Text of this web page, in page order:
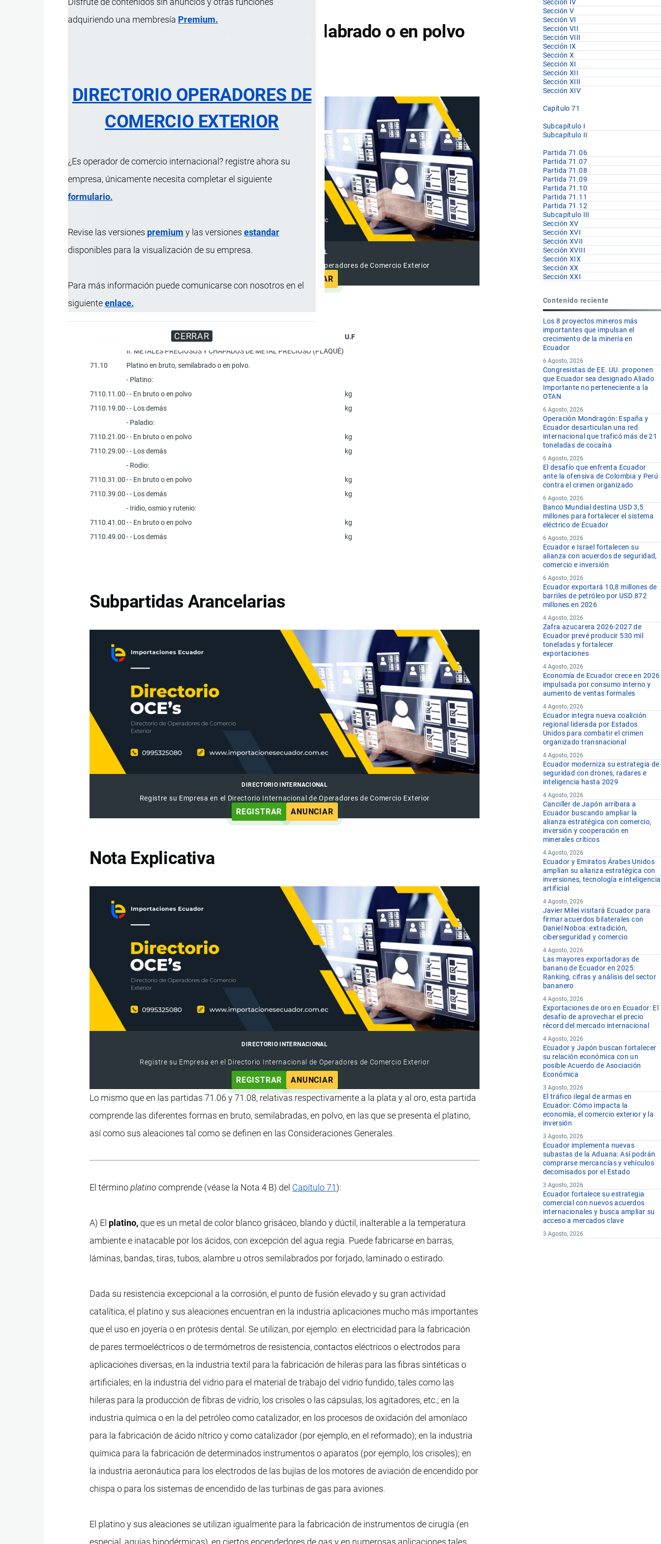
adquiriendo una membresía Premium.
DIRECTORIO OPERADORES DE
COMERCIO EXTERIOR
¿Es operador de comercio internacional? registre ahora su
empresa, únicamente necesita completar el siguiente
formulario.
Revise las versiones premium y las versiones estandar
disponibles para la visualización de su empresa.
Para más información puede comunicarse con nosotros en el
siguienteenlace.
CERRAR
71.10 Platino en bruto, semilabrado o en polvo
DIRECTORIO INTERNACIONAL
Registre su Empresa en el Directorio Internacional de Operadores de Comercio Exterior
ANUNCIAR
Designación de la Mercancía
U.F
II. METALES PRECIOSOS Y CHAPADOS DE METAL PRECIOSO (PLAQUÉ)
71.10
Platino en bruto, semilabrado o en polvo.
- Platino:
7110.11.00- - En bruto o en polvo
kg
7110.19.00- - Los demás
kg
- Paladio:
7110.21.00- - En bruto o en polvo
kg
7110.29.00- - Los demás
kg
- Rodio:
7110.31.00- - En bruto o en polvo
kg
7110.39.00- - Los demás
kg
- Iridio, osmio y rutenio:
7110.41.00- - En bruto o en polvo
kg
7110.49.00- - Los demás kg
Subpartidas Arancelarias
DIRECTORIO INTERNACIONAL
Registre su Empresa en el Directorio Internacional de Operadores de Comercio Exterior
REGISTRAR ANUNCIAR
Nota Explicativa
DIRECTORIO INTERNACIONAL
Registre su Empresa en el Directorio Internacional de Operadores de Comercio Exterior
REGISTRAR ANUNCIAR
Lo mismo que en las partidas 71.06 y 71.08, relativas respectivamente a la plata y al oro, esta partida
comprende las diferentes formas en bruto, semilabradas, en polvo, en las que se presenta el platino,
así como sus aleaciones tal como se definen en las Consideraciones Generales.
El términoplatino comprende (véase la Nota 4 B) del Capítulo 71):
A) El platino, que es un metal de color blanco grisáceo, blando y dúctil, inalterable a la temperatura
ambiente e inatacable por los ácidos, con excepción del agua regia. Puede fabricarse en barras,
láminas, bandas, tiras, tubos, alambre u otros semilabrados por forjado, laminado o estirado.
Dada su resistencia excepcional a la corrosión, el punto de fusión elevado y su gran actividad
catalítica, el platino y sus aleaciones encuentran en la industria aplicaciones mucho más importantes
que el uso en joyería o en prótesis dental. Se utilizan, por ejemplo: en electricidad para la fabricación
de pares termoeléctricos o de termómetros de resistencia, contactos eléctricos o electrodos para
aplicaciones diversas, en la industria textil para la fabricación de hileras para las fibras sintéticas o
artificiales; en la industria del vidrio para el material de trabajo del vidrio fundido, tales como las
hileras para la producción de fibras de vidrio, los crisoles o las cápsulas, los agitadores, etc.; en la
industria química o en la del petróleo como catalizador, en los procesos de oxidación del amoníaco
para la fabricación de ácido nítrico y como catalizador (por ejemplo, en el reformado); en la industria
química para la fabricación de determinados instrumentos o aparatos (por ejemplo, los crisoles); en
la industria aeronáutica para los electrodos de las bujías de los motores de aviación de encendido por
chispa o para los sistemas de encendido de las turbinas de gas para aviones.
El platino y sus aleaciones se utilizan igualmente para la fabricación de instrumentos de cirugía (en
especial, agujas hipodérmicas), en ciertos encendedores de gas y en numerosas aplicaciones tales
Sección IV
Sección V
Sección VI
Sección VII
Sección VIII
Sección IX
Sección X
Sección XI
Sección XII
Sección XIII
Sección XIV
Capítulo 71
Subcapítulo I
Subcapítulo II
Partida 71.06
Partida 71.07
Partida 71.08
Partida 71.09
Partida 71.10
Partida 71.11
Partida 71.12
Subcapítulo III
Sección XV
Sección XVI
Sección XVII
Sección XVIII
Sección XIX
Sección XX
Sección XXI
Contenido reciente
Los 8 proyectos mineros más
importantes que impulsan el
crecimiento de la minería en
Ecuador
6 Agosto, 2026
Congresistas de EE. UU. proponen
que Ecuador sea designado Aliado
Importante no perteneciente a la
OTAN
6 Agosto, 2026
Operación Mondragón: España y
Ecuador desarticulan una red
internacional que traficó más de 21
toneladas de cocaína
6 Agosto, 2026
El desafío que enfrenta Ecuador
ante la ofensiva de Colombia y Perú
contra el crimen organizado
6 Agosto, 2026
Banco Mundial destina USD 3,5
millones para fortalecer el sistema
eléctrico de Ecuador
6 Agosto, 2026
Ecuador e Israel fortalecen su
alianza con acuerdos de seguridad,
comercio e inversión
6 Agosto, 2026
Ecuador exportará 10,8 millones de
barriles de petróleo por USD 872
millones en 2026
4 Agosto, 2026
Zafra azucarera 2026-2027 de
Ecuador prevé producir 530 mil
toneladas y fortalecer
exportaciones
4 Agosto, 2026
Economía de Ecuador crece en 2026
impulsada por consumo interno y
aumento de ventas formales
4 Agosto, 2026
Ecuador integra nueva coalición
regional liderada por Estados
Unidos para combatir el crimen
organizado transnacional
4 Agosto, 2026
Ecuador moderniza su estrategia de
seguridad con drones, radares e
inteligencia hasta 2029
4 Agosto, 2026
Canciller de Japón arribara a
Ecuador buscando ampliar la
alianza estratégica con comercio,
inversión y cooperación en
minerales críticos
4 Agosto, 2026
Ecuador y Emiratos Árabes Unidos
amplían su alianza estratégica con
inversiones, tecnología e inteligencia
artificial
4 Agosto, 2026
Javier Milei visitará Ecuador para
firmar acuerdos bilaterales con
Daniel Noboa: extradición,
ciberseguridad y comercio
4 Agosto, 2026
Las mayores exportadoras de
banano de Ecuador en 2025:
Ranking, cifras y análisis del sector
bananero
4 Agosto, 2026
Exportaciones de oro en Ecuador: El
desafío de aprovechar el precio
récord del mercado internacional
4 Agosto, 2026
Ecuador y Japón buscan fortalecer
su relación económica con un
posible Acuerdo de Asociación
Económica
3 Agosto, 2026
El tráfico ilegal de armas en
Ecuador: Cómo impacta la
economía, el comercio exterior y la
inversión
3 Agosto, 2026
Ecuador implementa nuevas
subastas de la Aduana: Así podrán
comprarse mercancías y vehículos
decomisados por el Estado
3 Agosto, 2026
Ecuador fortalece su estrategia
comercial con nuevos acuerdos
internacionales y busca ampliar su
acceso a mercados clave
3 Agosto, 2026